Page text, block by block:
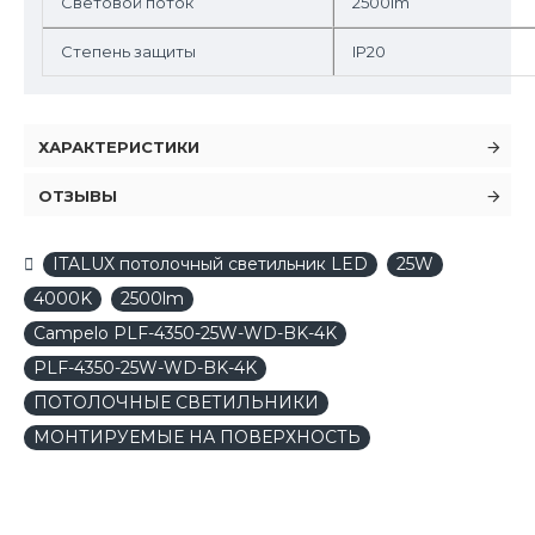
Степень защиты IP20
ХАРАКТЕРИСТИКИ
ОТЗЫВЫ
ITALUX потолочный светильник LED
25W
4000K
2500lm
Campelo PLF-4350-25W-WD-BK-4K
PLF-4350-25W-WD-BK-4K
ПОТОЛОЧНЫЕ СВЕТИЛЬНИКИ
МОНТИРУЕМЫЕ НА ПОВЕРХНОСТЬ